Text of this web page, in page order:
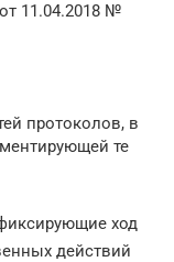
11.04.2018 №
протоколов, в
те
ход
действий